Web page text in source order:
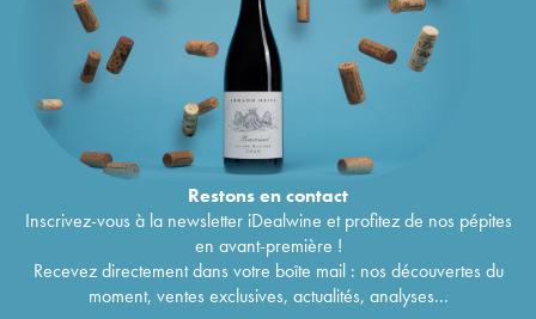
Restons encontact
Inscrivez-vous à la newsletter iDealwine et profitez de nos pépites
en avant-première !
Recevez directement dans votre boîte mail : nos découvertes du
moment, ventes exclusives, actualités, analyses...